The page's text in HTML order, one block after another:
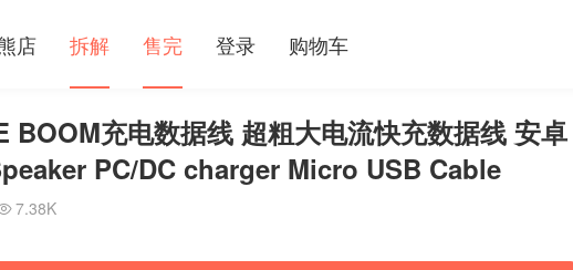
店 拆解 售完 登录 购物车
BOOM充电数据线 超粗大电流快充数据线 安卓
PC/DC charger Micro USB Cable
7.38K